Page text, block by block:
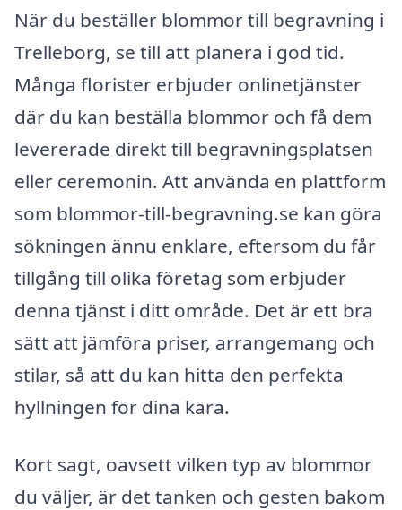
När du beställer blommor till begravning i
Trelleborg, se till att planera i god tid.
Många florister erbjuder onlinetjänster
där du kan beställa blommor och få dem
levererade direkt till begravningsplatsen
eller ceremonin. Att använda en plattform
som blommor-till-begravning.se kan göra
sökningen ännu enklare, eftersom du får
tillgång till olika företag som erbjuder
denna tjänst i ditt område. Det är ett bra
sätt att jämföra priser, arrangemang och
stilar, så att du kan hitta den perfekta
hyllningen för dina kära.
Kort sagt, oavsett vilken typ av blommor
du väljer, är det tanken och gesten bakom